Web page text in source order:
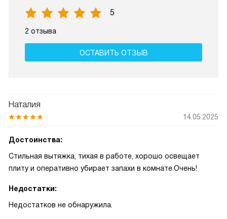
5
2 отзыва
ОСТАВИТЬ ОТЗЫВ
Наталия
14.05.2025
Достоинства:
Стильная вытяжка, тихая в работе, хорошо освещает
плиту и оперативно убирает запахи в комнате.Очень!
Недостатки:
Недостатков не обнаружила.